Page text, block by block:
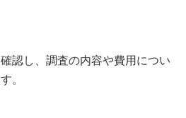
認し、調査の内容や費用につい
。